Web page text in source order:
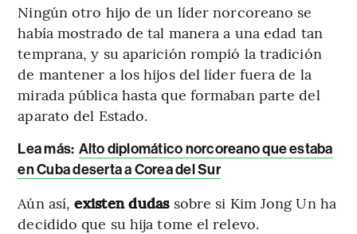
Ningún otro hijo de un líder norcoreano se
había mostrado de tal manera a una edad tan
temprana, y su aparición rompió la tradición
de mantener a los hijos del líder fuera de la
mirada pública hasta que formaban parte del
aparato del Estado.
Lea más: Alto diplomático norcoreano que estaba
en Cuba deserta a Corea del Sur
Aún así, existen dudassobre si Kim Jong Un ha
decidido que su hija tome el relevo.